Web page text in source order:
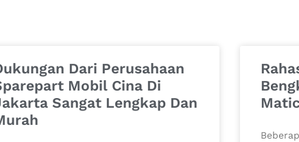
Dari Perusahaan
Mobil Cina Di
Sangat Lengkap Dan